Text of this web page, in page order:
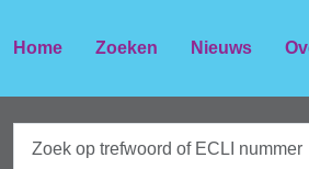
Home Zoeken Nieuws